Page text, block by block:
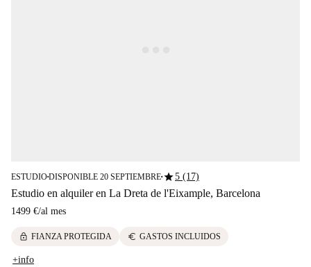
ESTUDIO■DISPONIBLE 20 SEPTIEMBRE■star5 (17)
Estudio en alquiler en La Dreta de l'Eixample, Barcelona
1499 €/al mes
lock FIANZA PROTEGIDA euro GASTOS INCLUIDOS
+info